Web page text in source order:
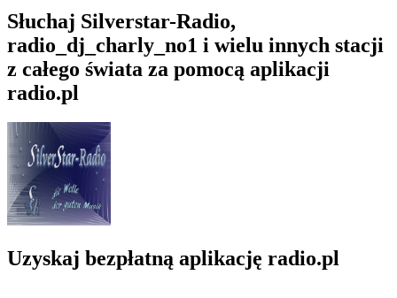
Słuchaj Silverstar-Radio,
radio_dj_charly_no1 i wielu innych stacji
z całego świata za pomocą aplikacji
radio.pl
Uzyskaj bezpłatną aplikację radio.pl